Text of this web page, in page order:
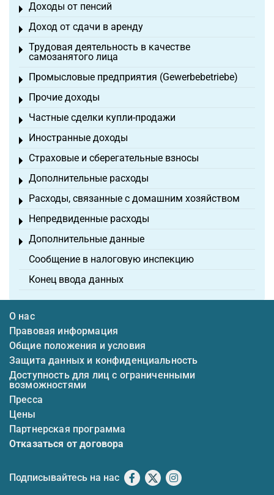
Доходы от пенсий
Toggle menu
Доход от сдачи в аренду
Toggle menu
Трудовая деятельность в качестве
самозанятого лица
Toggle menu
Промысловые предприятия (Gewerbebetriebe)
Toggle menu
Прочие доходы
Toggle menu
Частные сделки купли-продажи
Toggle menu
Иностранные доходы
Toggle menu
Страховые и сберегательные взносы
Toggle menu
Дополнительные расходы
Toggle menu
Расходы, связанные с домашним хозяйством
Toggle menu
Непредвиденные расходы
Toggle menu
Дополнительные данные
Toggle menu
Сообщение в налоговую инспекцию
Конец ввода данных
О нас
Правовая информация
Общие положения и условия
Защита данных и конфиденциальность
Доступность для лиц с ограниченными
возможностями
Пресса
Цены
Партнерская программа
Отказаться от договора
Подписывайтесь на нас Facebook
X Instagram